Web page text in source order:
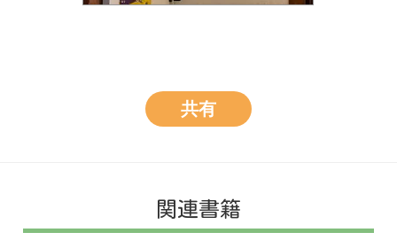
共有
関連書籍